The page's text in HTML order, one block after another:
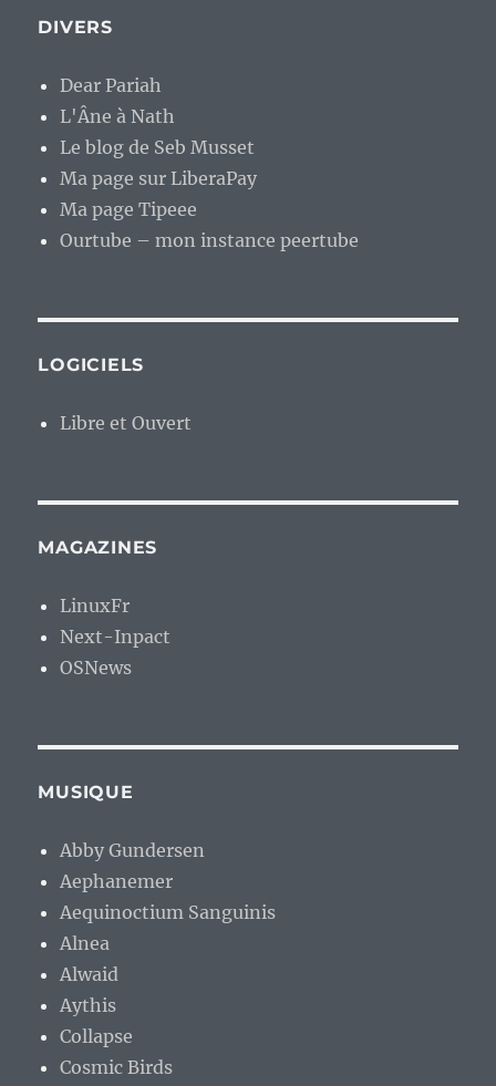
DIVERS
Dear Pariah
L'Âne à Nath
Le blog de Seb Musset
Ma page sur LiberaPay
Ma page Tipeee
Ourtube – mon instance peertube
LOGICIELS
Libre et Ouvert
MAGAZINES
LinuxFr
Next-Inpact
OSNews
MUSIQUE
Abby Gundersen
Aephanemer
Aequinoctium Sanguinis
Alnea
Alwaid
Aythis
Collapse
Cosmic Birds